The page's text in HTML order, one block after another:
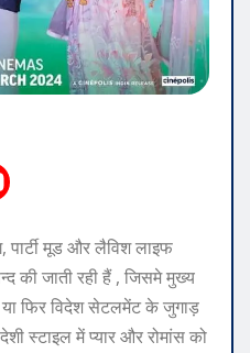
पार्टी मूड और लैविश लाइफ
की जाती रही हैं , जिसमे मुख्य
या फिर विदेश सेटलमेंट के जुगाड़
स्टाइल में प्यार और रोमांस को